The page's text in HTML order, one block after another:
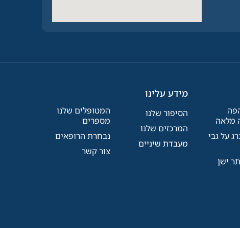
מלאה
על גבי
ישן
מידע עלינו
הסיפור שלנו
המרכזים שלנו
מעבדת שיניים
המטופלים שלנו
מספרים
נבחרת הרופאים
צור קשר